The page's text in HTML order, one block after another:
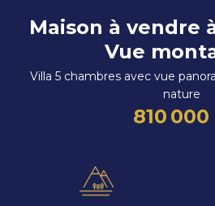
Maison à vendre
Vue
Villa 5 chambres avec vue
nature
810